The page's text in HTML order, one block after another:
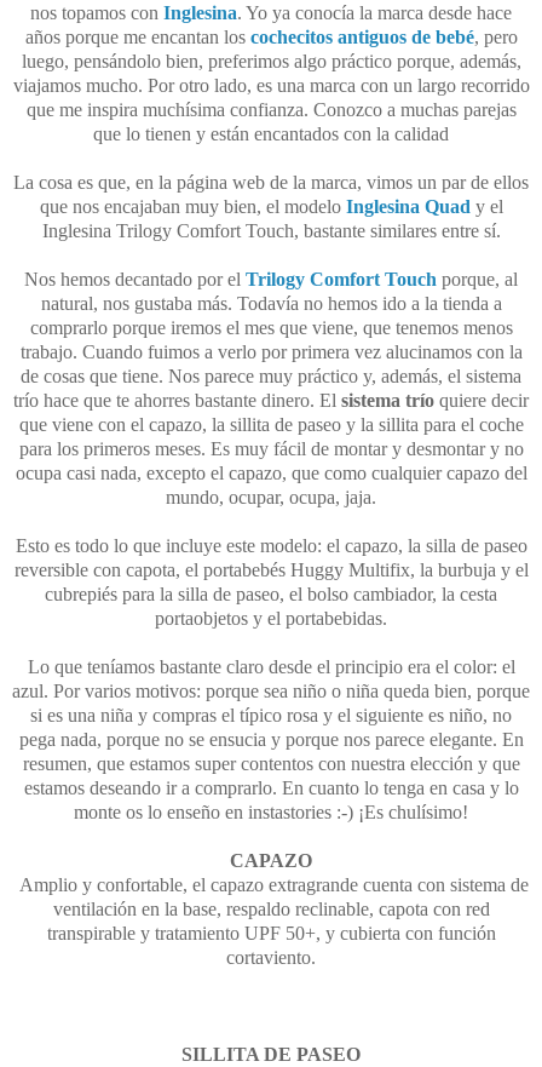
nos topamos con Inglesina. Yo ya conocía la marca desde hace
años porque me encantan los cochecitos antiguos de bebé, pero
luego, pensándolo bien, preferimos algo práctico porque, además,
viajamos mucho. Por otro lado, es una marca con un largo recorrido
que me inspira muchísima confianza. Conozco a muchas parejas
que lo tienen y están encantados con la calidad
La cosa es que, en la página web de la marca, vimos un par de ellos
que nos encajaban muy bien, el modeloInglesina Quad y el
Inglesina Trilogy Comfort Touch, bastante similares entre sí.
Nos hemos decantado por el Trilogy Comfort Touch porque, al
natural, nos gustaba más. Todavía no hemos ido a la tienda a
comprarlo porque iremos el mes que viene, que tenemos menos
trabajo. Cuando fuimos a verlo por primera vez alucinamos con la
de cosas que tiene. Nos parece muy práctico y, además, el sistema
trío hace que te ahorres bastante dinero. El sistema trío quiere decir
que viene con el capazo, la sillita de paseo y la sillita para el coche
para los primeros meses. Es muy fácil de montar y desmontar y no
ocupa casi nada, excepto el capazo, que como cualquier capazo del
mundo, ocupar, ocupa, jaja.
Esto es todo lo que incluye este modelo: el capazo, la silla de paseo
reversible con capota, el portabebés Huggy Multifix, la burbuja y el
cubrepiés para la silla de paseo, el bolso cambiador, la cesta
portaobjetos y el portabebidas.
Lo que teníamos bastante claro desde el principio era el color: el
azul. Por varios motivos: porque sea niño o niña queda bien, porque
si es una niña y compras el típico rosa y el siguiente es niño, no
pega nada, porque no se ensucia y porque nos parece elegante. En
resumen, que estamos super contentos con nuestra elección y que
estamos deseando ir a comprarlo. En cuanto lo tenga en casa y lo
monte os lo enseño en instastories :-) ¡Es chulísimo!
CAPAZO
Amplio y confortable, el capazo extragrande cuenta con sistema de
ventilación en la base, respaldo reclinable, capota con red
transpirable y tratamiento UPF 50+, y cubierta con función
cortaviento.
SILLITA DE PASEO